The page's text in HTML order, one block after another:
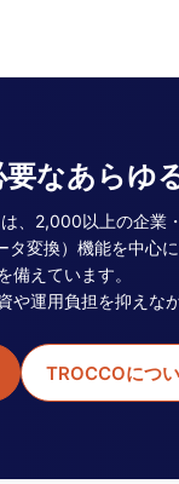
なあらゆ
、2,000以上の企業
タ変換）機能を中心
備えています。
や運用負担を抑えな
TROCCOにつ